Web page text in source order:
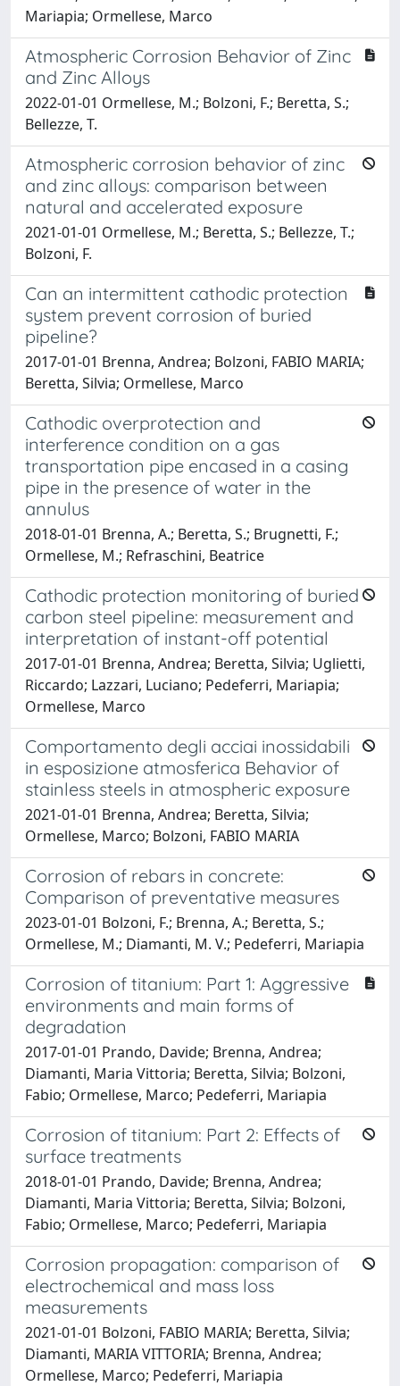
Mariapia; Ormellese, Marco
Atmospheric Corrosion Behavior of Zinc
and Zinc Alloys
2022-01-01 Ormellese, M.; Bolzoni, F.; Beretta, S.;
Bellezze, T.
Atmospheric corrosion behavior of zinc
and zinc alloys: comparison between
natural and accelerated exposure
2021-01-01 Ormellese, M.; Beretta, S.; Bellezze, T.;
Bolzoni, F.
Can an intermittent cathodic protection
system prevent corrosion of buried
pipeline?
2017-01-01 Brenna, Andrea; Bolzoni, FABIO MARIA;
Beretta, Silvia; Ormellese, Marco
Cathodic overprotection and
interference condition on a gas
transportation pipe encased in a casing
pipe in the presence of water in the
annulus
2018-01-01 Brenna, A.; Beretta, S.; Brugnetti, F.;
Ormellese, M.; Refraschini, Beatrice
Cathodic protection monitoring of buried
carbon steel pipeline: measurement and
interpretation of instant-off potential
2017-01-01 Brenna, Andrea; Beretta, Silvia; Uglietti,
Riccardo; Lazzari, Luciano; Pedeferri, Mariapia;
Ormellese, Marco
Comportamento degli acciai inossidabili
in esposizione atmosferica Behavior of
stainless steels in atmospheric exposure
2021-01-01 Brenna, Andrea; Beretta, Silvia;
Ormellese, Marco; Bolzoni, FABIO MARIA
Corrosion of rebars in concrete:
Comparison of preventative measures
2023-01-01 Bolzoni, F.; Brenna, A.; Beretta, S.;
Ormellese, M.; Diamanti, M. V.; Pedeferri, Mariapia
Corrosion of titanium: Part 1: Aggressive
environments and main forms of
degradation
2017-01-01 Prando, Davide; Brenna, Andrea;
Diamanti, Maria Vittoria; Beretta, Silvia; Bolzoni,
Fabio; Ormellese, Marco; Pedeferri, Mariapia
Corrosion of titanium: Part 2: Effects of
surface treatments
2018-01-01 Prando, Davide; Brenna, Andrea;
Diamanti, Maria Vittoria; Beretta, Silvia; Bolzoni,
Fabio; Ormellese, Marco; Pedeferri, Mariapia
Corrosion propagation: comparison of
electrochemical and mass loss
measurements
2021-01-01 Bolzoni, FABIO MARIA; Beretta, Silvia;
Diamanti, MARIA VITTORIA; Brenna, Andrea;
Ormellese, Marco; Pedeferri, Mariapia